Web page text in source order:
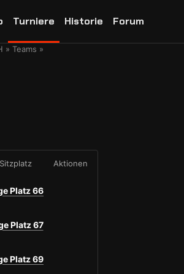
Turniere Historie Forum
Teams
Sitzplatz Aktionen
Platz 66
Platz 67
Platz 69